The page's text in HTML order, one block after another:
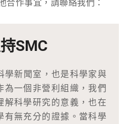
合作事宜，請聯絡我們：
SMC
學新聞室，也是科學家與
為一個非營利組織，我們
解科學研究的意義，也在
有無充分的證據。當科學